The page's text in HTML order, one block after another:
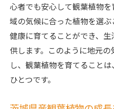
観葉植物の手入れ
育て始めに知って
ント
失敗しない観葉植
地元産の観葉植物
地元産観葉植物を
心者でも安心して観葉植物
域の気候に合った植物を選
健康に育てることができ、
供します。このように地元
し、観葉植物を育てること
ひとつです。